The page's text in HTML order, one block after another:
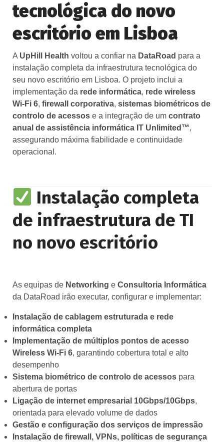
tecnológica do novo
escritório em Lisboa
A UpHill Health voltou a confiar na DataRoad para a
instalação completa da infraestrutura tecnológica do
seu novo escritório em Lisboa. O projeto inclui a
implementação da rede informática, rede wireless
Wi‑Fi 6, firewall corporativa, sistemas biométricos de
controlo de acessos e a integração de um contrato
anual de assistência informática IT Unlimited™,
assegurando máxima fiabilidade e continuidade
operacional.
Instalação completa
de infraestrutura de TI
no novo escritório
As equipas de Networking e Consultoria Informática
da DataRoad irão executar, configurar e implementar:
Instalação de cablagem estruturada e rede
informática completa
Implementação de múltiplos pontos de acesso
Wireless Wi‑Fi 6, garantindo cobertura total e alto
desempenho
Sistema biométrico de controlo de acessos para
abertura de portas
Ligação de internet empresarial 10Gbps/10Gbps,
orientada para elevado volume de dados
Gestão e configuração dos serviços de impressão
Instalação de firewall, VPNs, políticas de segurança